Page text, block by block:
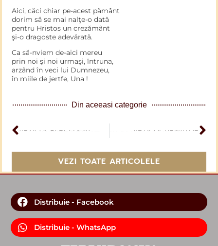
Aici, căci chiar pe-acest pământ
dorim să se mai nalţe-o dată
pentru Hristos un crezământ
şi-o dragoste adevărată.
Ca să-nviem de-aici mereu
prin noi şi noi urmaşi, întruna,
arzând în veci lui Dumnezeu,
în miile de jertfe, Una !
Din aceeasi categorie
ARTICOL PERCEDENT ARTICOL URMĂTOR
În şcoala Oastei lui Isus Hristos cel răstignit
VEZI TOATE ARTICOLELE
Distribuie - Facebook
Distribuie - WhatsApp